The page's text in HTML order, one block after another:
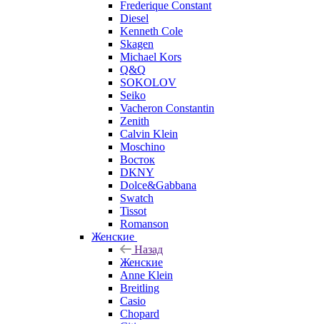
Frederique Constant
Diesel
Kenneth Cole
Skagen
Michael Kors
Q&Q
SOKOLOV
Seiko
Vacheron Constantin
Zenith
Calvin Klein
Moschino
Восток
DKNY
Dolce&Gabbana
Swatch
Tissot
Romanson
Женские
Назад
Женские
Anne Klein
Breitling
Casio
Chopard